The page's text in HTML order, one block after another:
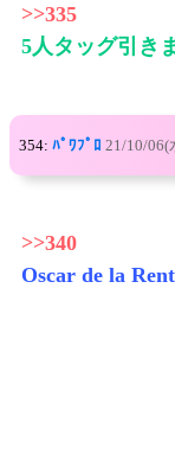
>>335
5人タッグ引き
354: ﾊﾟﾜﾌﾟﾛ 21/10/06(
>>340
Oscar de la